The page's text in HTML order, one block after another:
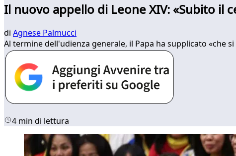
Il nuovo appello di Leone XIV: «Subito il
di Agnese Palmucci
Al termine dell'udienza generale, il Papa ha supplicato «che
4 min di lettura